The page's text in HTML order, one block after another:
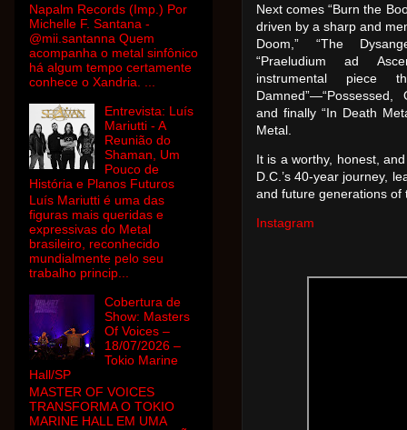
Next comes “Burn the
driven by a sharp and
Doom,” “The
“Praeludium ad
instrumental piece
Damned”—“Possessed,
and finally “In Death
Metal.
It is a worthy, honest,
D.C.’s 40-year journey,
and future generations of
Instagram
Napalm Records (Imp.) Por
Michelle F. Santana -
@mii.santanna Quem
acompanha o metal sinfônico
há algum tempo certamente
conhece o Xandria. ...
Entrevista: Luís
Mariutti - A
Reunião do
Shaman, Um
Pouco de
História e Planos Futuros
Luís Mariutti é uma das
figuras mais queridas e
expressivas do Metal
brasileiro, reconhecido
mundialmente pelo seu
trabalho princip...
Cobertura de
Show: Masters
Of Voices –
18/07/2026 –
Tokio Marine
Hall/SP
MASTER OF VOICES
TRANSFORMA O TOKIO
MARINE HALL EM UMA